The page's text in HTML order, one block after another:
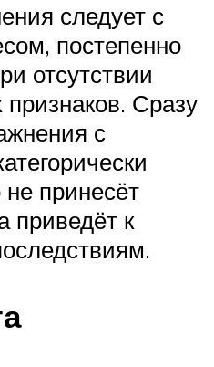
следует с
постепенно
отсутствии
Сразу
с
принесёт
приведёт к